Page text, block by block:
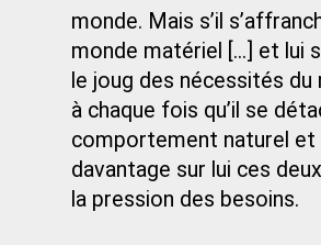
monde. Mais s’il
monde matériel [...] et lui
le joug des nécessités
à chaque fois qu’il se
comportement naturel et
davantage sur lui ces
la pression des besoins.